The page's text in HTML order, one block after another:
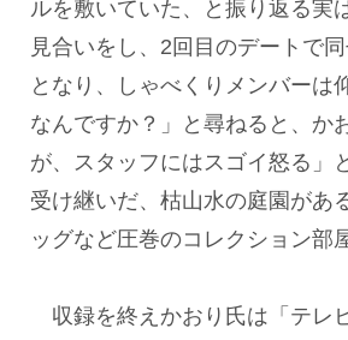
ルを敷いていた、と振り返る実
見合いをし、2回目のデートで
となり、しゃべくりメンバーは
なんですか？」と尋ねると、か
が、スタッフにはスゴイ怒る」
受け継いだ、枯山水の庭園があ
ッグなど圧巻のコレクション部
収録を終えかおり氏は「テレ